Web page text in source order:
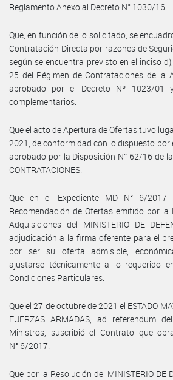
Reglamento Anexo al Decreto N° 1030/16.
Que, en función de lo solicitado, se
Contratación Directa por razones de
según se encuentra previsto en el inciso
25 del Régimen de Contrataciones de la
aprobado por el Decreto Nº 1023/01
complementarios.
Que el acto de Apertura de Ofertas tuvo
2021, de conformidad con lo dispuesto por
aprobado por la Disposición N° 62/16 de la
CONTRATACIONES.
Que en el Expediente MD N° 6/
Recomendación de Ofertas emitido por la
Adquisiciones del MINISTERIO DE
adjudicación a la firma oferente para el
por ser su oferta admisible,
ajustarse técnicamente a lo requerido
Condiciones Particulares.
Que el 27 de octubre de 2021 el ESTADO
FUERZAS ARMADAS, ad referendum
Ministros, suscribió el Contrato que
N° 6/2017.
Que por la Resolución del MINISTERIO DE